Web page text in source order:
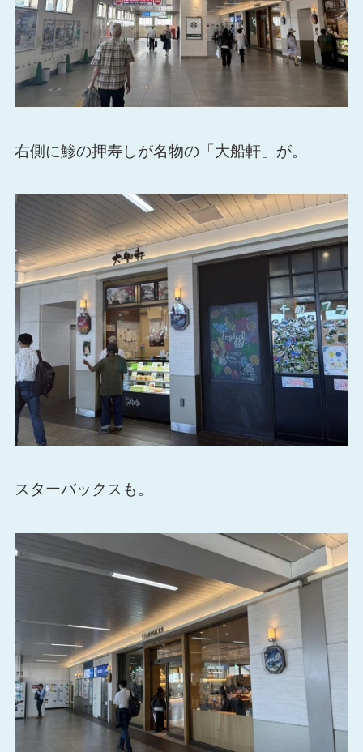
右側に鯵の押寿しが名物の「大船軒」が。
スターバックスも。